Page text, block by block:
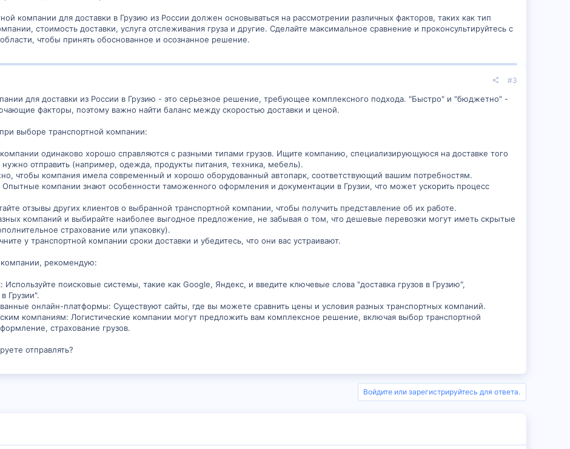
компании для доставки в Грузию из России должен основываться на рассмотрении различных факторов, таких как тип
стоимость доставки, услуга отслеживания груза и другие. Сделайте максимальное сравнение и проконсультируйтесь с
чтобы принять обоснованное и осознанное решение.
#3
для доставки из России в Грузию - это серьезное решение, требующее комплексного подхода. "Быстро" и "бюджетно" -
факторы, поэтому важно найти баланс между скоростью доставки и ценой.
выборе транспортной компании:
одинаково хорошо справляются с разными типами грузов. Ищите компанию, специализирующуюся на доставке того
нужно отправить (например, одежда, продукты питания, техника, мебель).
чтобы компания имела современный и хорошо оборудованный автопарк, соответствующий вашим потребностям.
компании знают особенности таможенного оформления и документации в Грузии, что может ускорить процесс
отзывы других клиентов о выбранной транспортной компании, чтобы получить представление об их работе.
компаний и выбирайте наиболее выгодное предложение, не забывая о том, что дешевые перевозки могут иметь скрытые
страхование или упаковку).
у транспортной компании сроки доставки и убедитесь, что они вас устраивают.
рекомендую:
поисковые системы, такие как Google, Яндекс, и введите ключевые слова "доставка грузов в Грузию",
Грузии".
онлайн-платформы: Существуют сайты, где вы можете сравнить цены и условия разных транспортных компаний.
компаниям: Логистические компании могут предложить вам комплексное решение, включая выбор транспортной
страхование грузов.
отправлять?
Войдите или зарегистрируйтесь для ответа.